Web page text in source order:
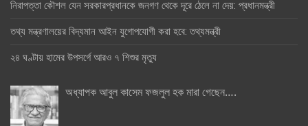
নিরাপত্তা কৌশল যেন সরকারপ্রধানকে জনগণ থেকে দূরে ঠেলে না দেয়: প্রধানমন্ত্রী
তথ্য মন্ত্রণালয়ের বিদ্যমান আইন যুগোপযোগী করা হবে: তথ্যমন্ত্রী
২৪ ঘণ্টায় হামের উপসর্গে আরও ৭ শিশুর মৃত্যু
অধ্যাপক আবুল কাসেম ফজলুল হক মারা গেছেন….